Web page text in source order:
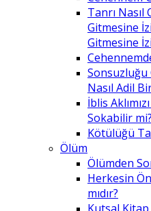
Tanrı
Gitmesine
Gitmesine
Sonsuzluğu
Nasıl Adil
İblis
Sokabilir mi?
Kötülüğü
Ölüm
Ölümden
Herkesin
mıdır?